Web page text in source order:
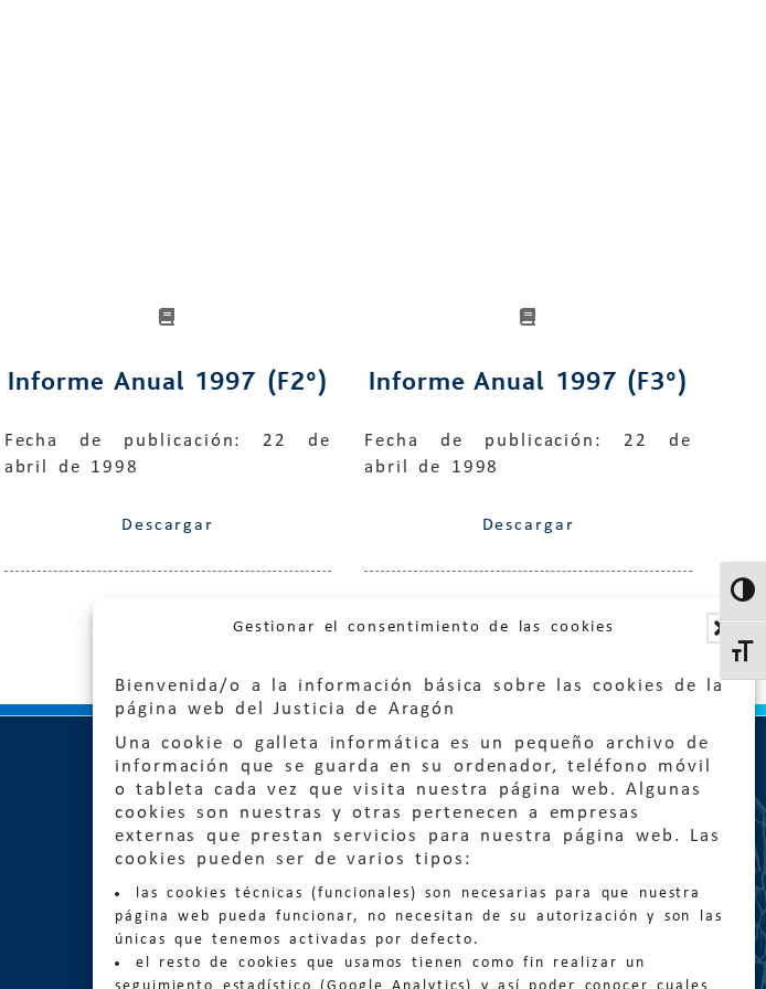
Gestionar el consentimiento de las cookies
Bienvenida/o a la información básica sobre las cookies de la
página web del Justicia de Aragón
Una cookie o galleta informática es un pequeño archivo de
información que se guarda en su ordenador, teléfono móvil
o tableta cada vez que visita nuestra página web. Algunas
cookies son nuestras y otras pertenecen a empresas
externas que prestan servicios para nuestra página web. Las
cookies pueden ser de varios tipos:
las cookies técnicas (funcionales) son necesarias para que nuestra
página web pueda funcionar, no necesitan de su autorización y son las
únicas que tenemos activadas por defecto.
el resto de cookies que usamos tienen como fin realizar un
Informe Anual 1997 (F2º)
Fecha de publicación: 22 de
abril de 1998
Descargar
Informe Anual 1997 (F3º)
Fecha de publicación: 22 de
abril de 1998
Descargar
Quejas:quejas@eljusticiadearagon.es
Información general:
informacion@eljusticiadearagon.es
Teléfonos: 900 210 210/ 976 399 354